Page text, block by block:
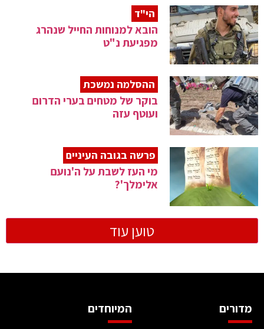
הי"ד
הובא למנוחות החייל שנהרג
מפגיעת נ"ט
ההסלמה נמשכת
בוקר של מטחים בערי הדרום
ועוטף עזה
פרשה בגובה העיניים
מי העז לשבת על ה'נועם
אלימלך'?
טוען עוד
מדורים המיוחדים